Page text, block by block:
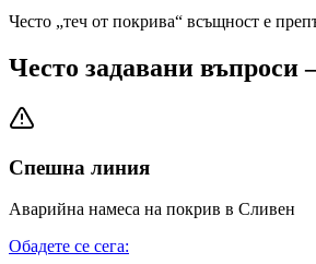
Често „теч от покрива“ всъщност е
Често задавани въпроси
Спешна линия
Аварийна намеса на покрив в Сливен
Обадете се сега: